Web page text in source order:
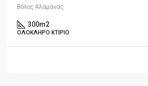
Βόλος Αλαμάνας
300m2
ΟΛΌΚΛΗΡΟ ΚΤΊΡΙΟ